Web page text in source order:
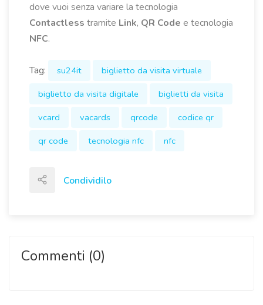
dove vuoi senza variare la tecnologia
Contactless tramite Link, QR Code e tecnologia
NFC.
Tag: su24it
biglietto da visita virtuale
biglietto da visita digitale
biglietti da visita
vcard
vacards qrcode
codice qr
qr code
tecnologia nfc nfc
Condividilo
Commenti (0)